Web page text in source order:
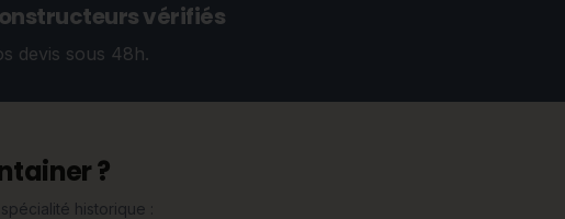
vérifiés
devis sous 48h.
?
historique :